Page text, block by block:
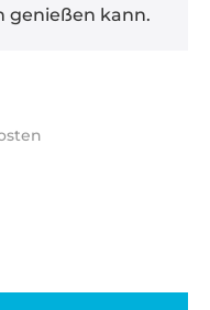
genießen kann.